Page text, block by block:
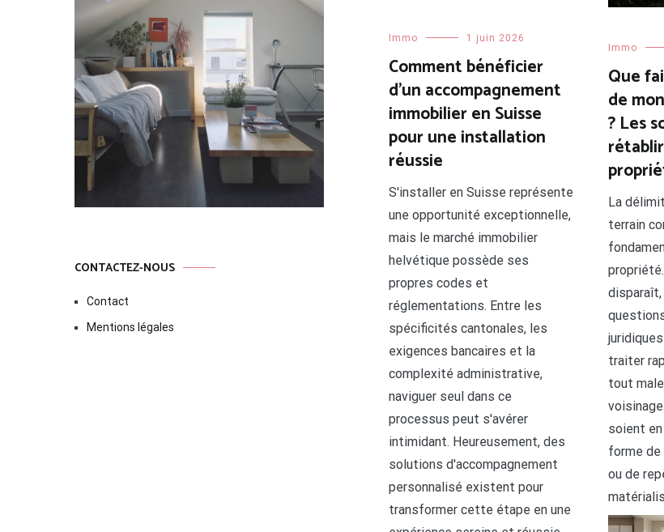
Immo 1 juin 2026
Comment bénéficier
d’un accompagnement
immobilier en Suisse
pour une installation
réussie
S'installer en Suisse représente
une opportunité exceptionnelle,
mais le marché immobilier
helvétique possède ses
propres codes et
réglementations. Entre les
spécificités cantonales, les
exigences bancaires et la
complexité administrative,
naviguer seul dans ce
processus peut s'avérer
intimidant. Heureusement, des
solutions d'accompagnement
personnalisé existent pour
transformer cette étape en une
Immo
Que
de
? Les
La
terrain
traiter
tout
soient
forme
ou de
CONTACTEZ-NOUS
Contact
Mentions légales